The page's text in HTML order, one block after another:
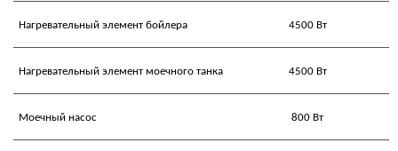
Нагревательный элемент бойлера 4500 Вт
Нагревательный элемент моечного танка 4500 Вт
Моечный насос 800 Вт